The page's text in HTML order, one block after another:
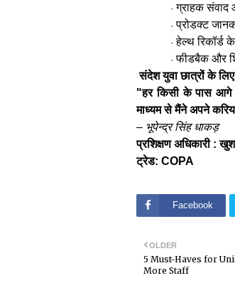
·ग्राहक संवाद
·प्रोडक्ट
·हेल्थ रिकॉर्ड
·फीडबैक और
संदेश युवा छात्रों के लिए
"हर किसी के पास आगे
माध्यम से मैंने अपने
– भूपेन्द्र सिंह धाकड़
प्रशिक्षण अधिकारी :
ट्रेड: COPA
Facebook
OLDER
5 Must-Haves for
More Staff